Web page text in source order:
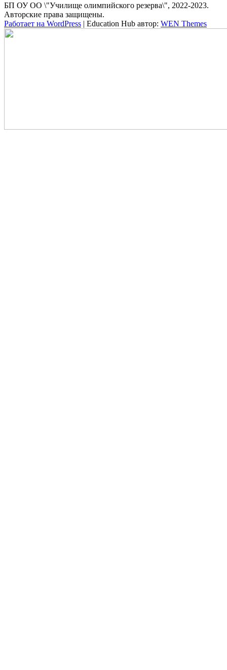
БП ОУ ОО \"Училище олимпийского резерва\", 2022-2023.
Авторские права защищены.
Работает на WordPress | Education Hub автор: WEN Themes